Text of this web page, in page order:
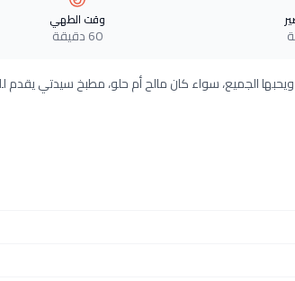
وقت الطهي
60 دقيقة
الجميع، سواء كان مالح أم حلو، مطبخ سيدتي